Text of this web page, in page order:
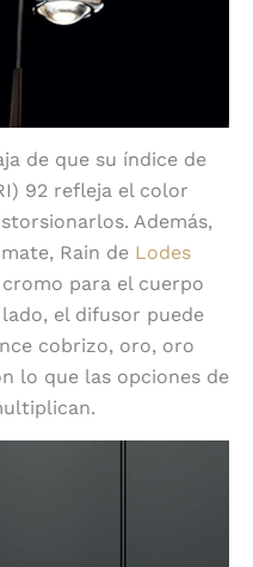
de que su índice de
92 refleja el color
Además,
Rain de Lodes
para el cuerpo
el difusor puede
cobrizo, oro, oro
lo que las opciones de